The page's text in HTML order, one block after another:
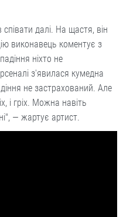
далі. На щастя, він
виконавець коментує з
ніхто не
з'явилася кумедна
не застрахований. Але
і гріх. Можна навіть
— жартує артист.